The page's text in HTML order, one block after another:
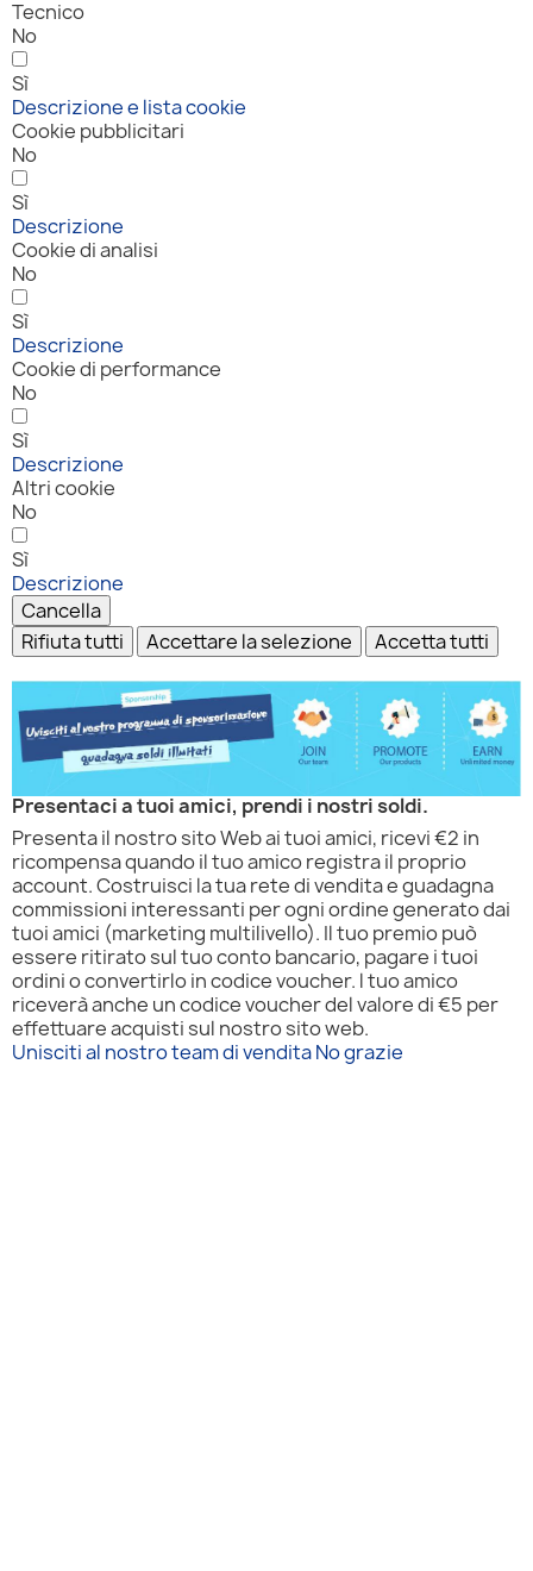
Tecnico
No
Sì
Descrizione e lista cookie
Cookie pubblicitari
No
Sì
Descrizione
Cookie di analisi
No
Sì
Descrizione
Cookie di performance
No
Sì
Descrizione
Altri cookie
No
Sì
Descrizione
Cancella
Rifiuta tutti
Accettare la selezione Accetta tutti
Presentaci a tuoi amici, prendi i nostri soldi.
Presenta il nostro sito Web ai tuoi amici, ricevi €2 in
ricompensa quando il tuo amico registra il proprio
account. Costruisci la tua rete di vendita e guadagna
commissioni interessanti per ogni ordine generato dai
tuoi amici (marketing multilivello). Il tuo premio può
essere ritirato sul tuo conto bancario, pagare i tuoi
ordini o convertirlo in codice voucher. l tuo amico
riceverà anche un codice voucher del valore di €5 per
effettuare acquisti sul nostro sito web.
Unisciti al nostro team di venditaNo grazie